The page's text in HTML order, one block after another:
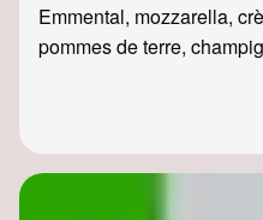
Emmental, mozzarella,
pommes de terre,